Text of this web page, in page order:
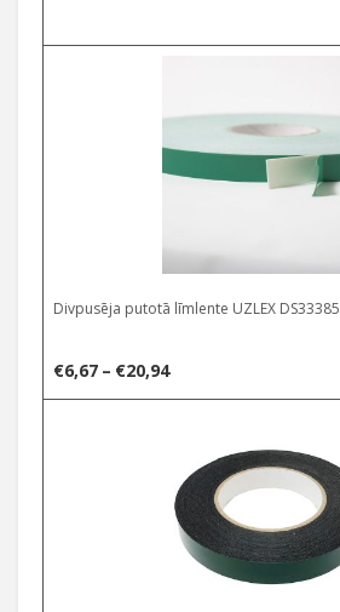
Divpusēja putotā līmlente UZLEX DS33385
€6,67 – €20,94Price
range:
through
€20,94